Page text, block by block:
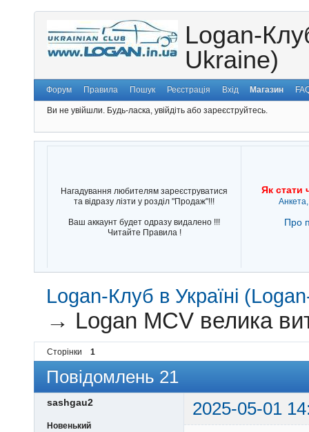
Logan-
Ukraine)
Форум Правила Пошук Реєстрація Вхід Магазин
Ви не увійшли. Будь-ласка, увійдіть або зареєструйтесь.
Нагадування любителям зареєструватися
та відразу лізти у розділ "Продаж"!!!
Ваш аккаунт будет одразу видалено !!!
Читайте Правила !
Як стати
Про
Logan-Клуб в Україні
→ Logan MCV велика
Сторінки 1
Повідомлень 21
sashgau2 2025-05-01
Новенький